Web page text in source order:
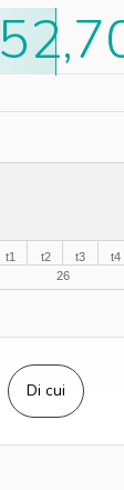
t1
26
t2 t3 t4
Di cui